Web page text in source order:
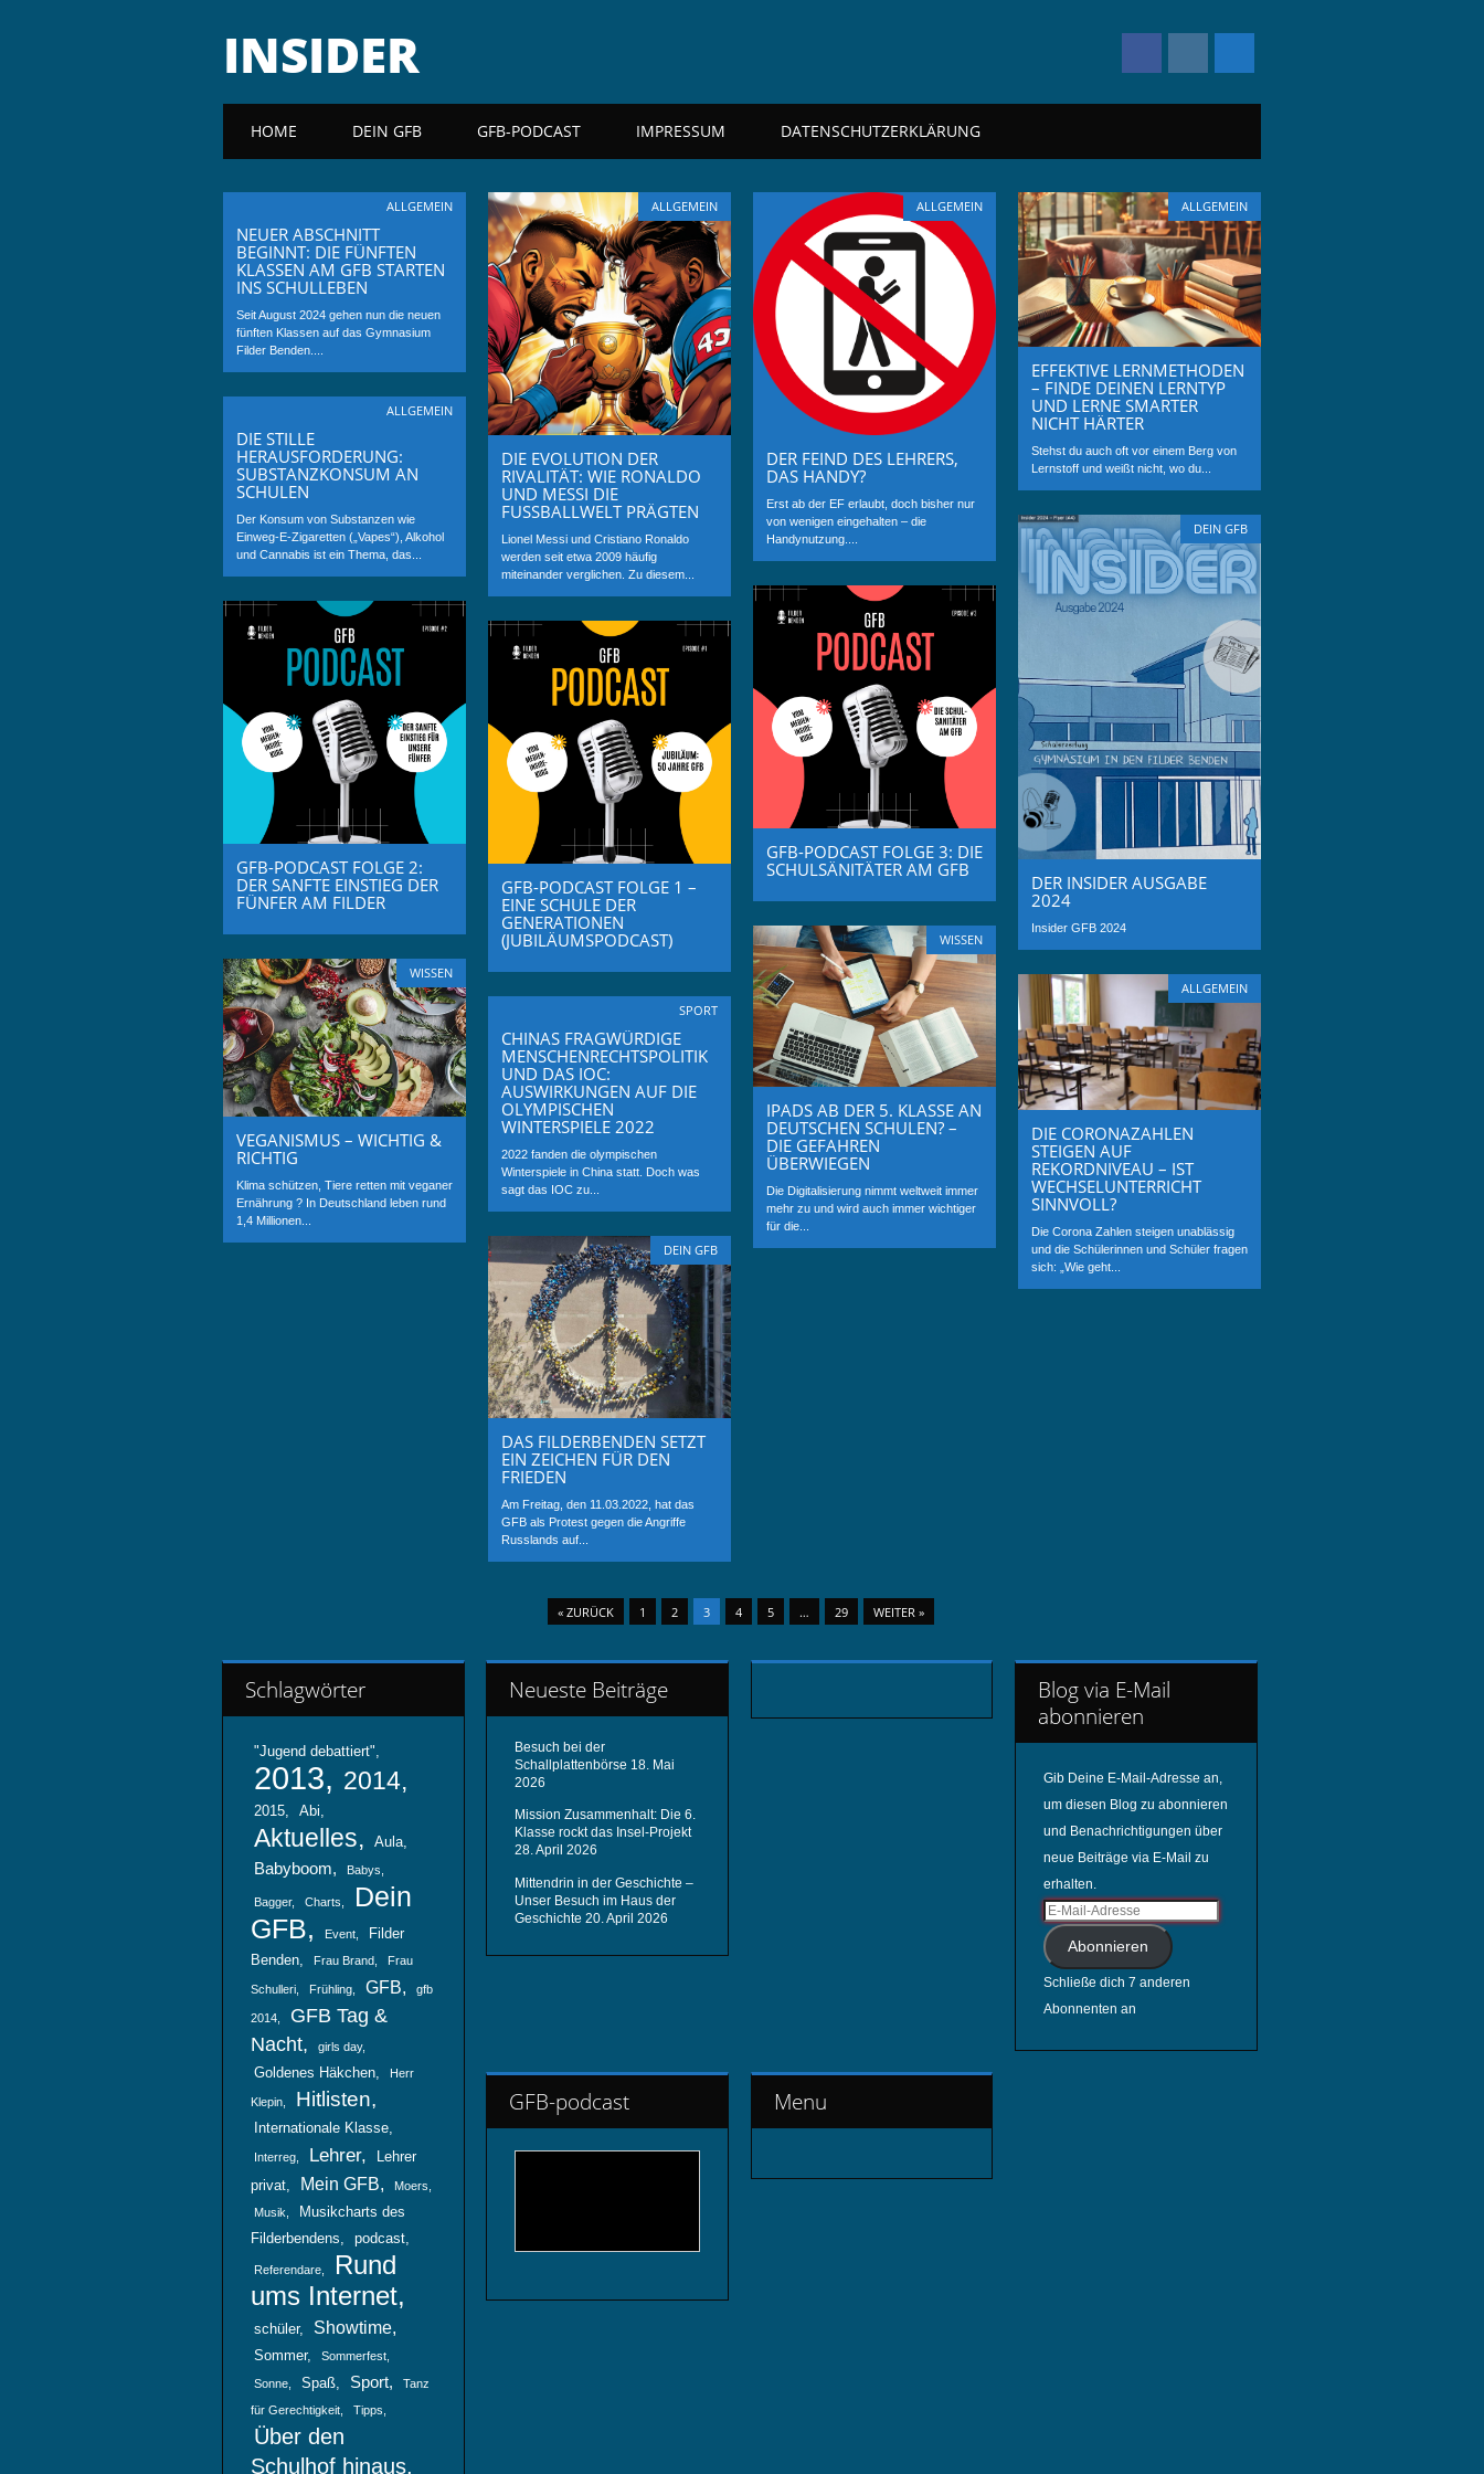
INSIDER
Main menu
HOME DEIN GFB GFB-PODCAST IMPRESSUM DATENSCHUTZERKLÄRUNG
ALLGEMEIN
NEUER ABSCHNITT
BEGINNT: DIE FÜNFTEN
KLASSEN AM GFB STARTEN
INS SCHULLEBEN
Seit August 2024 gehen nun die neuen
fünften Klassen auf das Gymnasium
Filder Benden....
ALLGEMEIN
DIE EVOLUTION DER
RIVALITÄT: WIE RONALDO
UND MESSI DIE
FUSSBALLWELT PRÄGTEN
Lionel Messi und Cristiano Ronaldo
werden seit etwa 2009 häufig
miteinander verglichen. Zu diesem...
ALLGEMEIN
DER FEIND DES LEHRERS,
DAS HANDY?
Erst ab der EF erlaubt, doch bisher nur
von wenigen eingehalten – die
Handynutzung....
ALLGEMEIN
EFFEKTIVE LERNMETHODEN
– FINDE DEINEN LERNTYP
UND LERNE SMARTER
NICHT HÄRTER
Stehst du auch oft vor einem Berg von
Lernstoff und weißt nicht, wo du...
ALLGEMEIN
DIE STILLE
HERAUSFORDERUNG:
SUBSTANZKONSUM AN
SCHULEN
Der Konsum von Substanzen wie
Einweg-E-Zigaretten („Vapes“), Alkohol
und Cannabis ist ein Thema, das...
DEIN GFB
DER INSIDER AUSGABE
2024
Insider GFB 2024
GFB-PODCAST FOLGE 3: DIE
SCHULSÄNITÄTER AM GFB
GFB-PODCAST FOLGE 2:
DER SANFTE EINSTIEG DER
FÜNFER AM FILDER
GFB-PODCAST FOLGE 1 –
EINE SCHULE DER
GENERATIONEN
(JUBILÄUMSPODCAST)
WISSEN
IPADS AB DER 5. KLASSE AN
DEUTSCHEN SCHULEN? –
DIE GEFAHREN
ÜBERWIEGEN
Die Digitalisierung nimmt weltweit immer
mehr zu und wird auch immer wichtiger
für die...
WISSEN
VEGANISMUS – WICHTIG &
RICHTIG
Klima schützen, Tiere retten mit veganer
Ernährung ? In Deutschland leben rund
1,4 Millionen...
ALLGEMEIN
DIE CORONAZAHLEN
STEIGEN AUF
REKORDNIVEAU – IST
WECHSELUNTERRICHT
SINNVOLL?
Die Corona Zahlen steigen unablässig
und die Schülerinnen und Schüler fragen
sich: „Wie geht...
SPORT
CHINAS FRAGWÜRDIGE
MENSCHENRECHTSPOLITIK
UND DAS IOC:
AUSWIRKUNGEN AUF DIE
OLYMPISCHEN
WINTERSPIELE 2022
2022 fanden die olympischen
Winterspiele in China statt. Doch was
sagt das IOC zu...
DEIN GFB
DAS FILDERBENDEN SETZT
EIN ZEICHEN FÜR DEN
FRIEDEN
Am Freitag, den 11.03.2022, hat das
GFB als Protest gegen die Angriffe
Russlands auf...
« ZURÜCK 1 2 3 4 5 … 29 WEITER »
Schlagwörter
"Jugend debattiert"
2013 2014
2015 Abi
Aktuelles Aula
Babyboom Babys
Bagger Charts
Dein
GFB
Event
Filder
Benden
Frau Brand Frau
Schulleri Frühling GFB gfb
2014
GFB Tag &
Nacht
girls day
Goldenes Häkchen Herr
Klepin Hitlisten
Internationale Klasse
Interreg Lehrer
Lehrer
privat
Mein GFB
Moers
Musik
Musikcharts des
Filderbendens
podcast
Referendare
Rund
ums Internet
schüler Showtime
Sommer Sommerfest
Sonne Spaß Sport
Tanz
für Gerechtigkeit
Tipps
Über den
Schulhof hinaus
Neueste Beiträge
Besuch bei der
Schallplattenbörse 18. Mai
2026
Mission Zusammenhalt: Die 6.
Klasse rockt das Insel-Projekt
28. April 2026
Mittendrin in der Geschichte –
Unser Besuch im Haus der
Geschichte 20. April 2026
Blog via E-Mail
abonnieren
Gib Deine E-Mail-Adresse an,
um diesen Blog zu abonnieren
und Benachrichtigungen über
neue Beiträge via E-Mail zu
erhalten.
Abonnieren
Schließe dich 7 anderen
Abonnenten an
GFB-podcast Menu